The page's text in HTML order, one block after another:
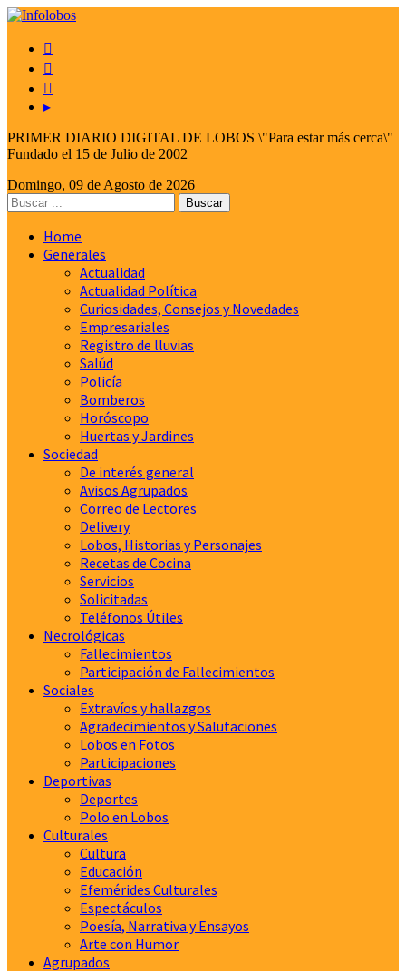



▸
PRIMER DIARIO DIGITAL DE LOBOS \"Para estar más cerca\"
Fundado el 15 de Julio de 2002
Domingo, 09 de Agosto de 2026
Home
Generales
Actualidad
Actualidad Política
Curiosidades, Consejos y Novedades
Empresariales
Registro de lluvias
Salúd
Policía
Bomberos
Horóscopo
Huertas y Jardines
Sociedad
De interés general
Avisos Agrupados
Correo de Lectores
Delivery
Lobos, Historias y Personajes
Recetas de Cocina
Servicios
Solicitadas
Teléfonos Útiles
Necrológicas
Fallecimientos
Participación de Fallecimientos
Sociales
Extravíos y hallazgos
Agradecimientos y Salutaciones
Lobos en Fotos
Participaciones
Deportivas
Deportes
Polo en Lobos
Culturales
Cultura
Educación
Efemérides Culturales
Espectáculos
Poesía, Narrativa y Ensayos
Arte con Humor
Agrupados